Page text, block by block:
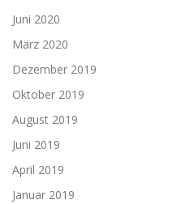
Juni 2020
März 2020
Dezember 2019
Oktober 2019
August 2019
Juni 2019
April 2019
Januar 2019